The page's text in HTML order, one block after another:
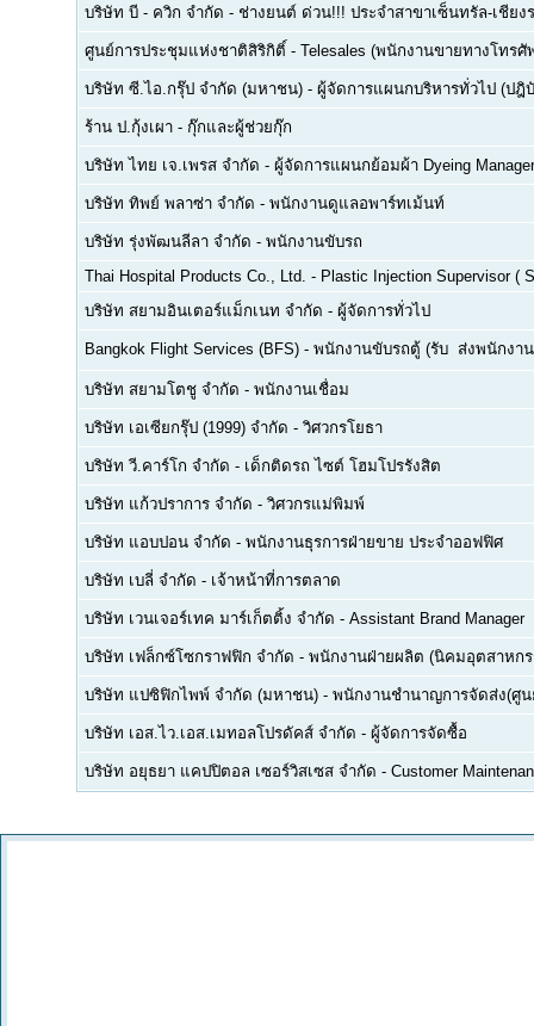
บริษัท บี - ควิก จำกัด - ช่างยนต์ ด่วน!!! ประจำสาขาเซ็นทรัล-เชียง
ศูนย์การประชุมแห่งชาติสิริกิติ์ - Telesales (พนักงานขายทางโทร
บริษัท ซี.ไอ.กรุ๊ป จำกัด (มหาชน) - ผู้จัดการแผนกบริหารทั่วไป (ปฎิ
ร้าน ป.กุ้งเผา - กุ๊กและผู้ช่วยกุ๊ก
บริษัท ไทย เจ.เพรส จำกัด - ผู้จัดการแผนกย้อมผ้า Dyeing Manager
บริษัท ทิพย์ พลาซ่า จำกัด - พนักงานดูแลอพาร์ทเม้นท์
บริษัท รุ่งพัฒนลีลา จำกัด - พนักงานขับรถ
Thai Hospital Products Co., Ltd. - Plastic Injection Supervisor (
บริษัท สยามอินเตอร์แม็กเนท จำกัด - ผู้จัดการทั่วไป
Bangkok Flight Services (BFS) - พนักงานขับรถตู้ (รับ  ส่งพนักงา
บริษัท สยามโตชู จำกัด - พนักงานเชื่อม
บริษัท เอเซียกรุ๊ป (1999) จำกัด - วิศวกรโยธา
บริษัท วี.คาร์โก จำกัด - เด็กติดรถ ไซต์ โฮมโปรรังสิต
บริษัท แก้วปราการ จำกัด - วิศวกรแม่พิมพ์
บริษัท แอบปอน จำกัด - พนักงานธุรการฝ่ายขาย ประจำออฟฟิศ
บริษัท เบลี่ จำกัด - เจ้าหน้าที่การตลาด
บริษัท เวนเจอร์เทค มาร์เก็ตติ้ง จำกัด - Assistant Brand Manager
บริษัท เฟล็กซ์โซกราฟฟิก จำกัด - พนักงานฝ่ายผลิต (นิคมอุตสาหก
บริษัท แปซิฟิกไพพ์ จำกัด (มหาชน) - พนักงานชำนาญการจัดส่ง(ศู
บริษัท เอส.ไว.เอส.เมทอลโปรดัคส์ จำกัด - ผู้จัดการจัดซื้อ
บริษัท อยุธยา แคปปิตอล เซอร์วิสเซส จำกัด - Customer